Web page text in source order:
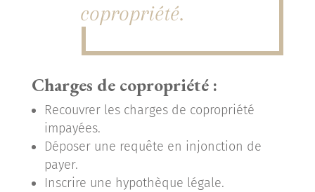
copropriété.
Charges de copropriété :
Recouvrer les charges de copropriété
impayées.
Déposer une requête en injonction de
payer.
Inscrire une hypothèque légale.